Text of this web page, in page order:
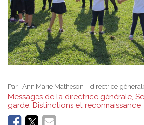
Par : Ann Marie Matheson - directrice
Messages de la directrice générale,
garde, Distinctions et reconnaissance